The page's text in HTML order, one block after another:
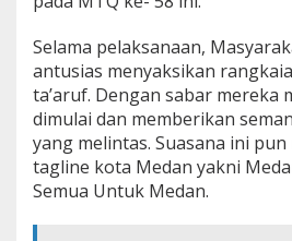
f
M
Q
K
e
-
Selama pelaksanaan,
antusias menyaksikan
ta’aruf. Dengan sabar mereka
dimulai dan memberikan
yang melintas. Suasana ini
tagline kota Medan yakni
Semua Untuk Medan.